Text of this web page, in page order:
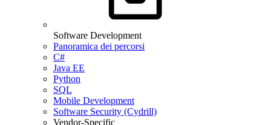
Software Development
Panoramica dei percorsi
C#
Java EE
Python
SQL
Mobile Development
Software Security (Cydrill)
Vendor-Specific